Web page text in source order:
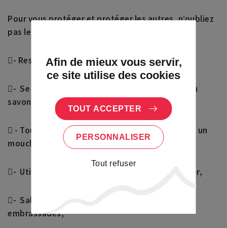
Pour vous protéger et protéger les autres, n’oubliez
pas les gestes barrières
- Rester chez soi,
- Se laver très régulièrement les mains avec du
savon ou utiliser une solution hydro alcoolique,
 - Tousser ou éternuer dans son coude ou dans un
mouchoir,
- Utiliser un mouchoir à usage unique et le jeter,
- Saluer sans se serrer la main et éviter les
embrassades,
Afin de mieux vous servir,
ce site utilise des cookies
TOUT ACCEPTER
PERSONNALISER
Tout refuser